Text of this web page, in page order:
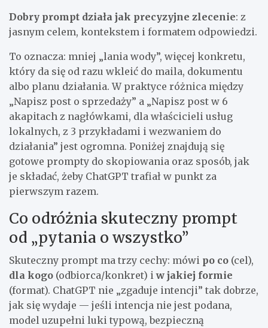
Dobry prompt działa jak precyzyjne zlecenie: z
jasnym celem, kontekstem i formatem odpowiedzi.
To oznacza: mniej „lania wody”, więcej konkretu,
który da się od razu wkleić do maila, dokumentu
albo planu działania. W praktyce różnica między
„Napisz post o sprzedaży” a „Napisz post w 6
akapitach z nagłówkami, dla właścicieli usług
lokalnych, z 3 przykładami i wezwaniem do
działania” jest ogromna. Poniżej znajdują się
gotowe prompty do skopiowania oraz sposób, jak
je składać, żeby ChatGPT trafiał w punkt za
pierwszym razem.
Co odróżnia skuteczny prompt
od „pytania o wszystko”
Skuteczny prompt ma trzy cechy: mówi po co (cel),
dla kogo (odbiorca/konkret) iw jakiej formie
(format). ChatGPT nie „zgaduje intencji” tak dobrze,
jak się wydaje — jeśli intencja nie jest podana,
model uzupełni luki typową, bezpieczną